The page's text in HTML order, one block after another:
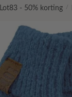
Lot83 - 50% korting /